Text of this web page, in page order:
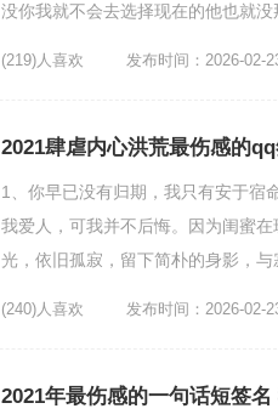
没你我就不会去选择现在的他也就
(219)人喜欢 发布时间：2026-02-
2021肆虐内心洪荒最伤感的
1、你早已没有归期，我只有安于宿
我爱人，可我并不后悔。因为闺蜜
光，依旧孤寂，留下简朴的身影，
(240)人喜欢 发布时间：2026-02-
2021年最伤感的一句话短签